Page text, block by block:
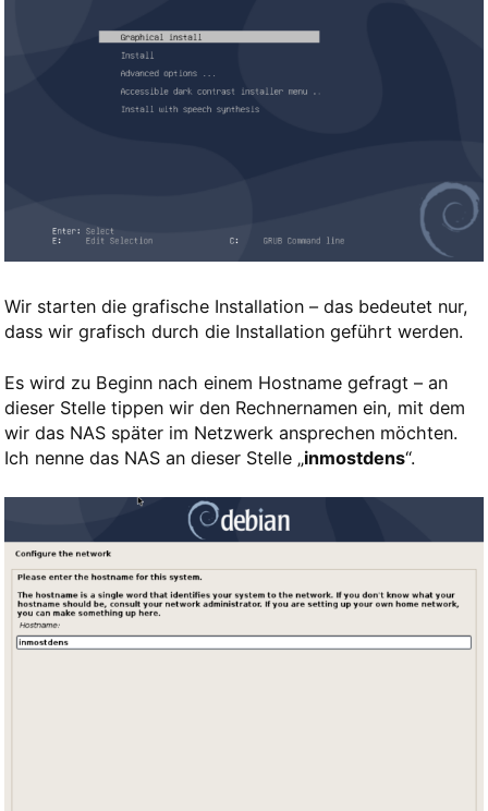
Wir starten die grafische Installation – das bedeutet nur,
dass wir grafisch durch die Installation geführt werden.
Es wird zu Beginn nach einem Hostname gefragt – an
dieser Stelle tippen wir den Rechnernamen ein, mit dem
wir das NAS später im Netzwerk ansprechen möchten.
Ich nenne das NAS an dieser Stelle „inmostdens“.